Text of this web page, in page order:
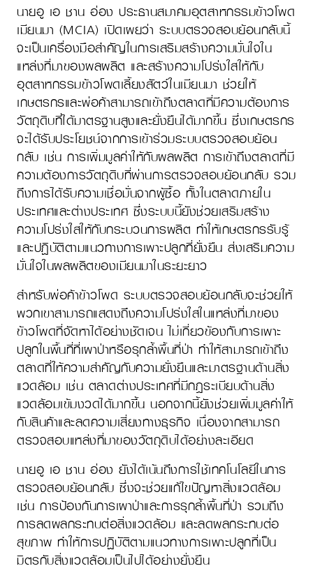
นายอู เอ ชาน อ่อง ประธานสมาคมอุตสาหกรรมข้าวโพด
เมียนมา (MCIA) เปิดเผยว่า ระบบตรวจสอบย้อนกลับนี้
จะเป็นเครื่องมือสำคัญในการเสริมสร้างความมั่นใจใน
แหล่งที่มาของผลผลิต และสร้างความโปร่งใสให้กับ
อุตสาหกรรมข้าวโพดเลี้ยงสัตว์ในเมียนมา ช่วยให้
เกษตรกรและพ่อค้าสามารถเข้าถึงตลาดที่มีความต้องการ
วัตถุดิบที่ได้มาตรฐานสูงและยั่งยืนได้มากขึ้น ซึ่งเกษตรกร
จะได้รับประโยชน์จากการเข้าร่วมระบบตรวจสอบย้อน
กลับ เช่น การเพิ่มมูลค่าให้กับผลผลิต การเข้าถึงตลาดที่มี
ความต้องการวัตถุดิบที่ผ่านการตรวจสอบย้อนกลับ รวม
ถึงการได้รับความเชื่อมั่นจากผู้ซื้อ ทั้งในตลาดภายใน
ประเทศและต่างประเทศ ซึ่งระบบนี้ยังช่วยเสริมสร้าง
ความโปร่งใสให้กับกระบวนการผลิต ทำให้เกษตรกรรับรู้
และปฏิบัติตามแนวทางการเพาะปลูกที่ยั่งยืน ส่งเสริมความ
มั่นใจในผลผลิตของเมียนมาในระยะยาว
สำหรับพ่อค้าข้าวโพด ระบบตรวจสอบย้อนกลับจะช่วยให้
พวกเขาสามารถแสดงถึงความโปร่งใสในแหล่งที่มาของ
ข้าวโพดที่จัดหาได้อย่างชัดเจน ไม่เกี่ยวข้องกับการเพาะ
ปลูกในพื้นที่ที่เผาป่าหรือรุกล้ำพื้นที่ป่า ทำให้สามารถเข้าถึง
ตลาดที่ให้ความสำคัญกับความยั่งยืนและมาตรฐานด้านสิ่ง
แวดล้อม เช่น ตลาดต่างประเทศที่มีกฎระเบียบด้านสิ่ง
แวดล้อมเข้มงวดได้มากขึ้น นอกจากนี้ยังช่วยเพิ่มมูลค่าให้
กับสินค้าและลดความเสี่ยงทางธุรกิจ เนื่องจากสามารถ
ตรวจสอบแหล่งที่มาของวัตถุดิบได้อย่างละเอียด
นายอู เอ ชาน อ่อง ยังได้เน้นถึงการใช้เทคโนโลยีในการ
ตรวจสอบย้อนกลับ ซึ่งจะช่วยแก้ไขปัญหาสิ่งแวดล้อม
เช่น การป้องกันการเผาป่าและการรุกล้ำพื้นที่ป่า รวมถึง
การลดผลกระทบต่อสิ่งแวดล้อม และลดผลกระทบต่อ
สุขภาพ ทำให้การปฏิบัติตามแนวทางการเพาะปลูกที่เป็น
มิตรกับสิ่งแวดล้อมเป็นไปได้อย่างยั่งยืน